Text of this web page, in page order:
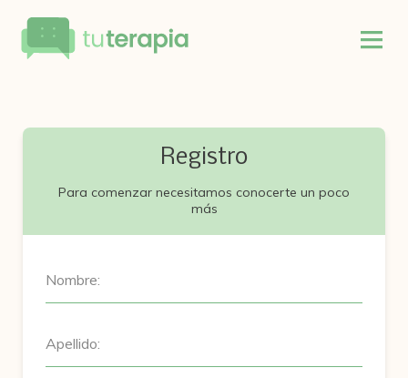
Registro
Para comenzar necesitamos conocerte un poco
más
Nombre:
Apellido: